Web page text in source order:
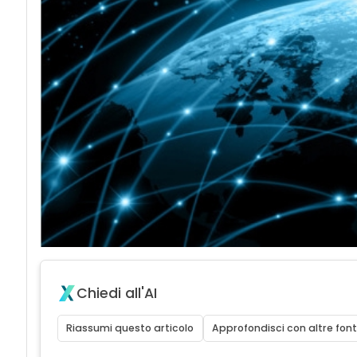
Chiedi all'AI
Riassumi questo articolo Approfondisci con altre